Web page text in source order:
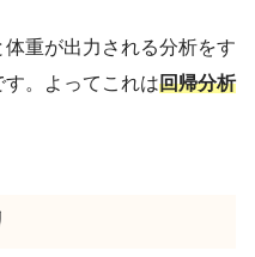
重が出力される分析をす
す。よってこれは回帰分析